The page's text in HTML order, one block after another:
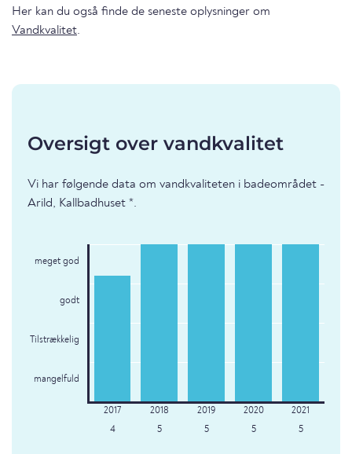
Her kan du også finde de seneste oplysninger om
Vandkvalitet.
Oversigt over vandkvalitet
Vi har følgende data om vandkvaliteten i badeområdet -
Arild, Kallbadhuset *.
meget god
godt
Tilstrækkelig
mangelfuld
4 5 5 5 5